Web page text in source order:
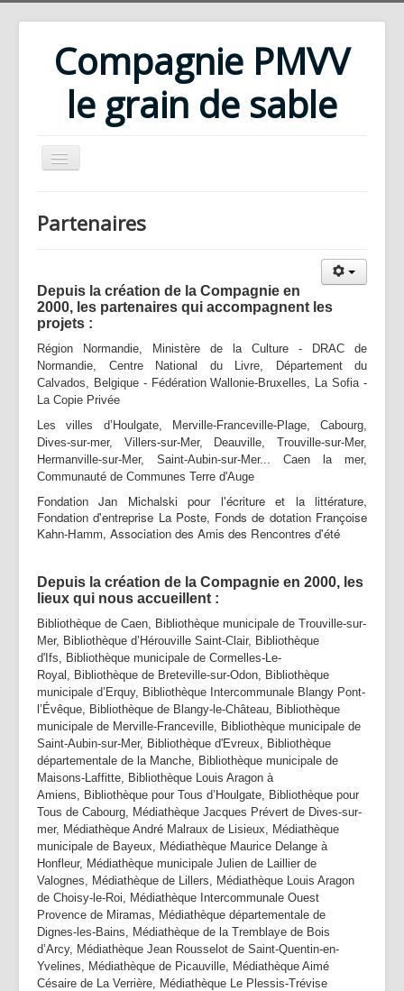
Compagnie PMVV
le grain de sable
Compagnie
Rencontres d'été
Ateliers
Bibliothèque
Téléchargements
Partenaires | Liens
Presse | Archives
Contact
Partenaires
Depuis la création de la Compagnie en
2000, les partenaires qui accompagnent les
projets :
Région Normandie, Ministère de la Culture - DRAC de
Normandie, Centre National du Livre, Département du
Calvados, Belgique - Fédération Wallonie-Bruxelles, La Sofia -
La Copie Privée
Les villes d’Houlgate, Merville-Franceville-Plage, Cabourg,
Dives-sur-mer, Villers-sur-Mer, Deauville, Trouville-sur-Mer,
Hermanville-sur-Mer, Saint-Aubin-sur-Mer... Caen la mer,
Communauté de Communes Terre d'Auge
Fondation Jan Michalski pour l'écriture et la littérature,
Fondation d'entreprise La Poste, Fonds de dotation Françoise
Kahn-Hamm, Association des Amis des Rencontres d'été
Depuis la création de la Compagnie en 2000, les
lieux qui nous accueillent :
Bibliothèque de Caen, Bibliothèque municipale de Trouville-sur-
Mer, Bibliothèque d’Hérouville Saint-Clair, Bibliothèque
d'Ifs, Bibliothèque municipale de Cormelles-Le-
Royal, Bibliothèque de Breteville-sur-Odon, Bibliothèque
municipale d’Erquy, Bibliothèque Intercommunale Blangy Pont-
l’Évêque, Bibliothèque de Blangy-le-Château, Bibliothèque
municipale de Merville-Franceville, Bibliothèque municipale de
Saint-Aubin-sur-Mer, Bibliothèque d'Evreux, Bibliothèque
départementale de la Manche, Bibliothèque municipale de
Maisons-Laffitte, Bibliothèque Louis Aragon à
Amiens, Bibliothèque pour Tous d’Houlgate, Bibliothèque pour
Tous de Cabourg, Médiathèque Jacques Prévert de Dives-sur-
mer, Médiathèque André Malraux de Lisieux, Médiathèque
municipale de Bayeux, Médiathèque Maurice Delange à
Honfleur, Médiathèque municipale Julien de Laillier de
Valognes, Médiathèque de Lillers, Médiathèque Louis Aragon
de Choisy-le-Roi, Médiathèque Intercommunale Ouest
Provence de Miramas, Médiathèque départementale de
Dignes-les-Bains, Médiathèque de la Tremblaye de Bois
d’Arcy, Médiathèque Jean Rousselot de Saint-Quentin-en-
Yvelines, Médiathèque de Picauville, Médiathèque Aimé
Césaire de La Verrière, Médiathèque Le Plessis-Trévise